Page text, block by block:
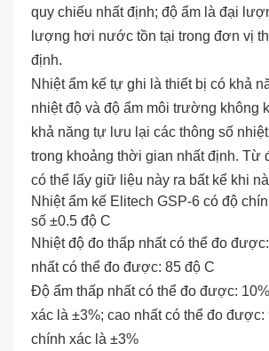
quy chiếu nhất định; độ ẩm là đại
lượng hơi nước tồn tại trong đơn vị
định.
Nhiệt ẩm kế tự ghi là thiết bị có khả
nhiệt độ và độ ẩm môi trường không
khả năng tự lưu lại các thông số
trong khoảng thời gian nhất định. Từ
có thể lấy giữ liệu này ra bất kể khi
Nhiệt ẩm kế Elitech GSP-6 có độ
số ±0.5 độ C
Nhiệt độ đo thấp nhất có thể đo
nhất có thể đo được: 85 độ C
Độ ẩm thấp nhất có thể đo được:
xác là ±3%; cao nhất có thể đo được:
chính xác là ±3%